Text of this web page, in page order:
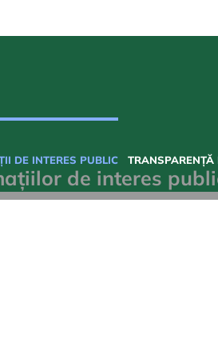
DE INTERES PUBLIC
de interes